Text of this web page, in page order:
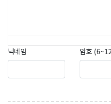
닉네임 암호